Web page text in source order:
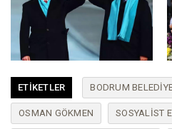
ETIKETLER BODRUM
OSMAN GÖKMEN SOSYALIST